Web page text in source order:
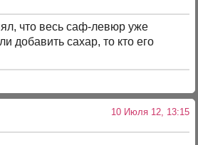
что весь саф-левюр уже
добавить сахар, то кто его
10 Июля 12, 13:15